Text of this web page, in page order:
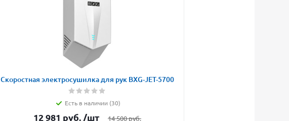
Скоростная электросушилка для рук BXG-JET-5700
Есть в наличии (30)
12 981 руб. /шт 14 500руб.